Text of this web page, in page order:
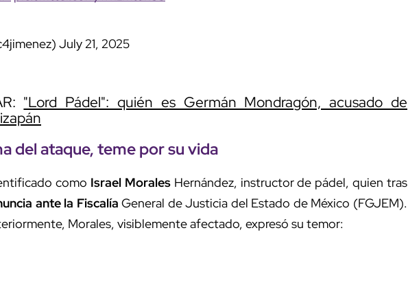
July 21, 2025
"Lord Pádel": quién es Germán Mondragón, acusado de
del ataque, teme por su vida
como Israel MoralesHernández, instructor de pádel, quien tras
ante la Fiscalía General de Justicia del Estado de México (FGJEM).
Morales, visiblemente afectado, expresó su temor: